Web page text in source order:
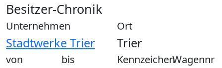
Besitzer-Chronik
Unternehmen
Stadtwerke Trier
Ort
Trier
von bis KennzeichenWagennr